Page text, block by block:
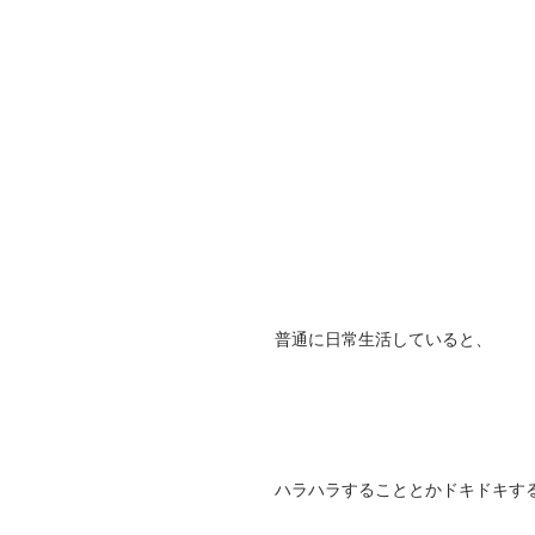
普通に日常生活していると、
ハラハラすることとかドキドキす